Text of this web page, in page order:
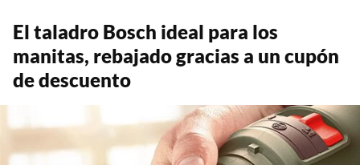
El taladro Bosch ideal para los
manitas, rebajado gracias a un cupón
de descuento